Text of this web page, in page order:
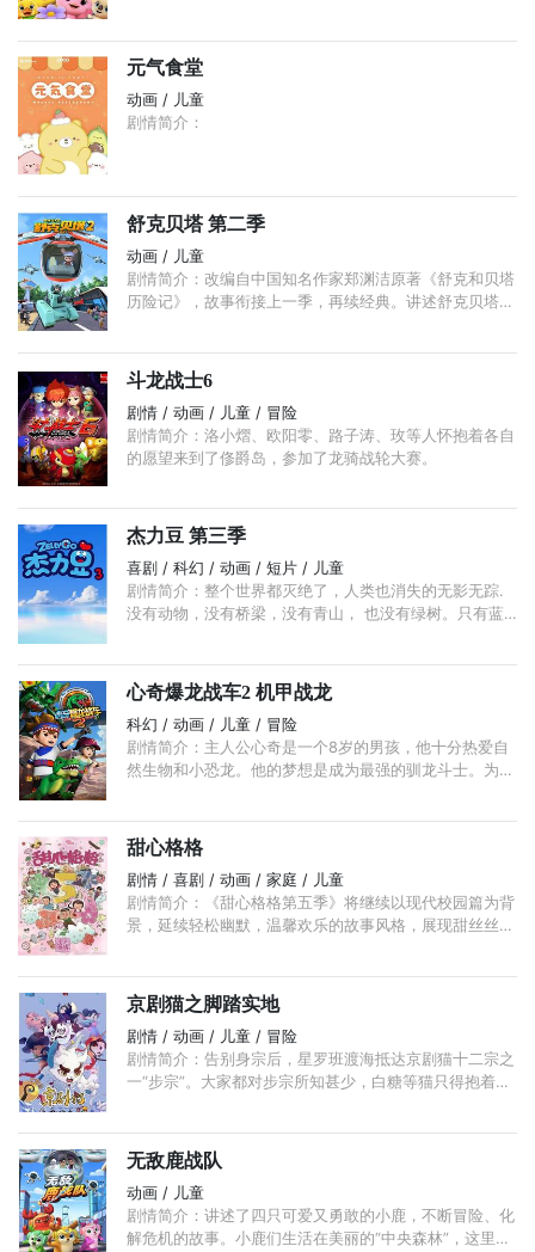
元气食堂
动画 / 儿童
剧情简介：
舒克贝塔 第二季
动画 / 儿童
剧情简介：改编自中国知名作家郑渊洁原著《舒克和贝塔
历险记》，故事衔接上一季，再续经典。讲述舒克贝塔在
斗龙战士6
剧情 / 动画 / 儿童 / 冒险
剧情简介：洛小熠、欧阳零、路子涛、玫等人怀抱着各自
的愿望来到了俢爵岛，参加了龙骑战轮大赛。
杰力豆 第三季
喜剧 / 科幻 / 动画 / 短片 / 儿童
剧情简介：整个世界都灭绝了，人类也消失的无影无踪.
没有动物，没有桥梁，没有青山， 也没有绿树。只有蓝
心奇爆龙战车2 机甲战龙
科幻 / 动画 / 儿童 / 冒险
剧情简介：主人公心奇是一个8岁的男孩，他十分热爱自
然生物和小恐龙。他的梦想是成为最强的驯龙斗士。为
甜心格格
剧情 / 喜剧 / 动画 / 家庭 / 儿童
剧情简介：《甜心格格第五季》将继续以现代校园篇为背
景，延续轻松幽默，温馨欢乐的故事风格，展现甜丝丝等
京剧猫之脚踏实地
剧情 / 动画 / 儿童 / 冒险
剧情简介：告别身宗后，星罗班渡海抵达京剧猫十二宗之
一“步宗”。大家都对步宗所知甚少，白糖等猫只得抱着种
无敌鹿战队
动画 / 儿童
剧情简介：讲述了四只可爱又勇敢的小鹿，不断冒险、化
解危机的故事。小鹿们生活在美丽的“中央森林”，这里是